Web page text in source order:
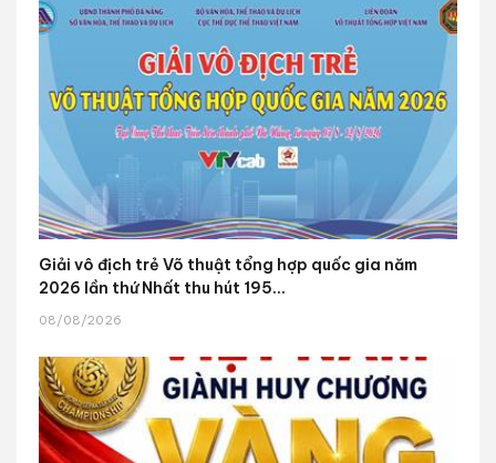
Giải vô địch trẻ Võ thuật tổng hợp quốc gia năm
2026 lần thứ Nhất thu hút 195...
08/08/2026